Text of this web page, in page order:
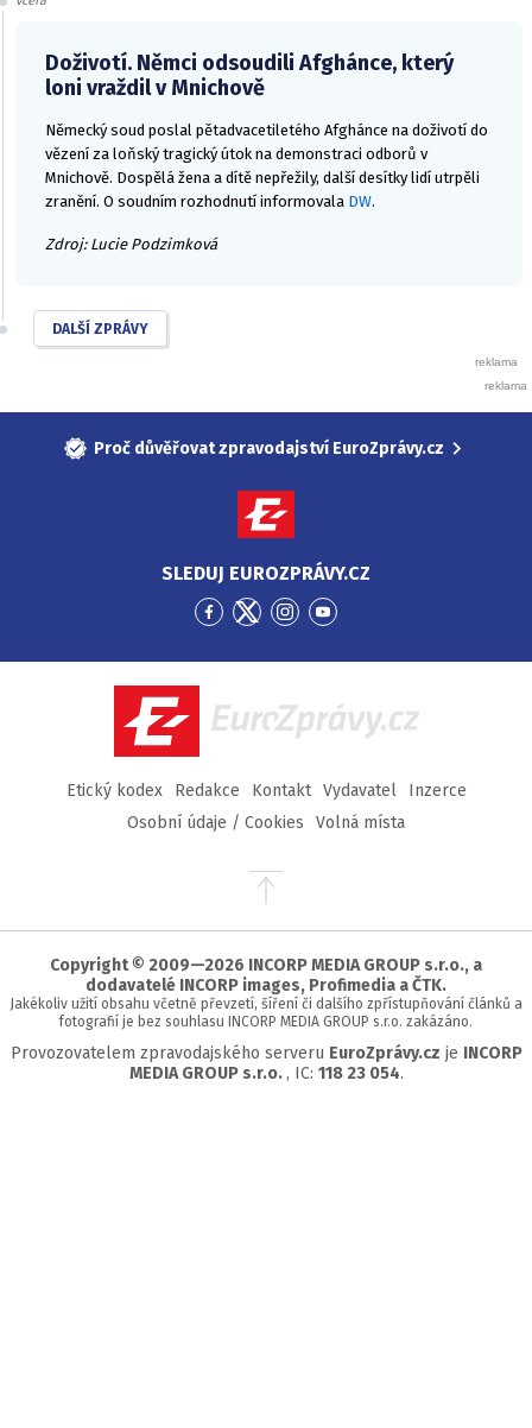
Doživotí. Němci odsoudili Afghánce, který
loni vraždil v Mnichově
Německý soud poslal pětadvacetiletého Afghánce na doživotí do
vězení za loňský tragický útok na demonstraci odborů v
Mnichově. Dospělá žena a dítě nepřežily, další desítky lidí utrpěli
zranění. O soudním rozhodnutí informovala DW.
Zdroj: Lucie Podzimková
DALŠÍ ZPRÁVY
Proč důvěřovat zpravodajství EuroZprávy.cz
SLEDUJ EUROZPRÁVY.CZ
Přejít
Facebook
Přejít
Twitter
Přejít
Instagram
Přejít
YouTube
EuroZprávy.cz
Etický kodex Redakce Kontakt Vydavatel
Inzerce
Osobní údaje / Cookies
Volná místa
Přejít
stránky
Copyright © 2009—2026 INCORP MEDIA GROUP s.r.o., a
dodavatelé INCORP images, Profimedia a ČTK.
Jakékoliv užití obsahu včetně převzetí, šíření či dalšího zpřístupňování článků a
fotografií je bez souhlasu INCORP MEDIA GROUP s.r.o. zakázáno.
Provozovatelem zpravodajského serveru EuroZprávy.cz je INCORP
MEDIA GROUP s.r.o. , IC: 118 23 054.